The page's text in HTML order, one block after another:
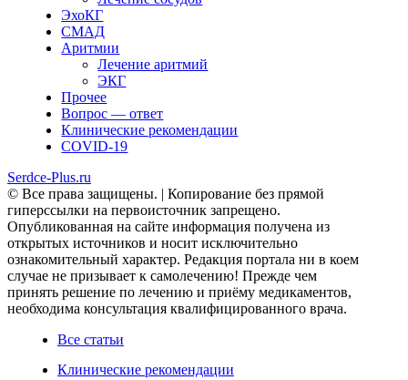
ЭхоКГ
СМАД
Аритмии
Лечение аритмий
ЭКГ
Прочее
Вопрос — ответ
Клинические рекомендации
COVID-19
Serdce-Plus.ru
© Все права защищены. | Копирование без прямой
гиперссылки на первоисточник запрещено.
Опубликованная на сайте информация получена из
открытых источников и носит исключительно
ознакомительный характер. Редакция портала ни в коем
случае не призывает к самолечению! Прежде чем
принять решение по лечению и приёму медикаментов,
необходима консультация квалифицированного врача.
Все статьи
Клинические рекомендации